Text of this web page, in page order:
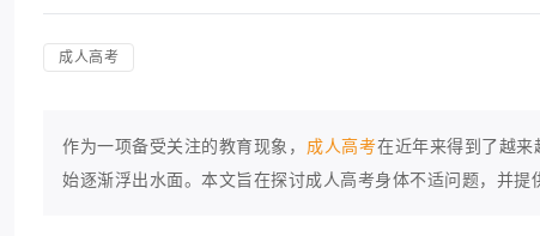
成人高考
作为一项备受关注的教育现象， 成人高考在近年来得到了越
始逐渐浮出水面。本文旨在探讨成人高考身体不适问题，并提